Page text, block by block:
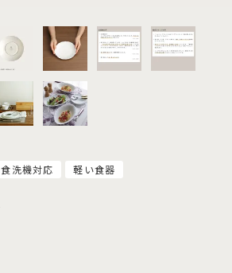
食洗機対応 軽い食器